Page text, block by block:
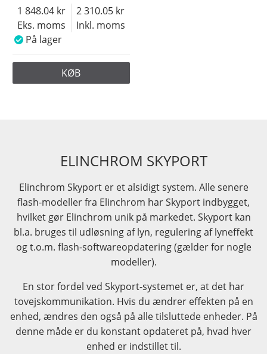
Eks. moms
1 848.04
Inkl. moms
2 310.05
På lager
KØB
ELINCHROM SKYPORT
Elinchrom Skyport er et alsidigt system. Alle senere
flash-modeller fra Elinchrom har Skyport indbygget,
hvilket gør Elinchrom unik på markedet. Skyport kan
bl.a. bruges til udløsning af lyn, regulering af lyneffekt
og t.o.m. flash-softwareopdatering (gælder for nogle
modeller).
En stor fordel ved Skyport-systemet er, at det har
tovejskommunikation. Hvis du ændrer effekten på en
enhed, ændres den også på alle tilsluttede enheder. På
denne måde er du konstant opdateret på, hvad hver
enhed er indstillet til.